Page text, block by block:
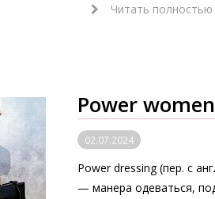
Читать полностью
Power
02.07.2024
Power dressing (пер. с
— манера одеваться,